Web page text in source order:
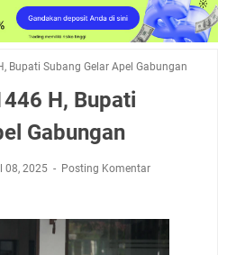
Bupati Subang Gelar Apel Gabungan
H, Bupati
Gabungan
08, 2025 Posting Komentar